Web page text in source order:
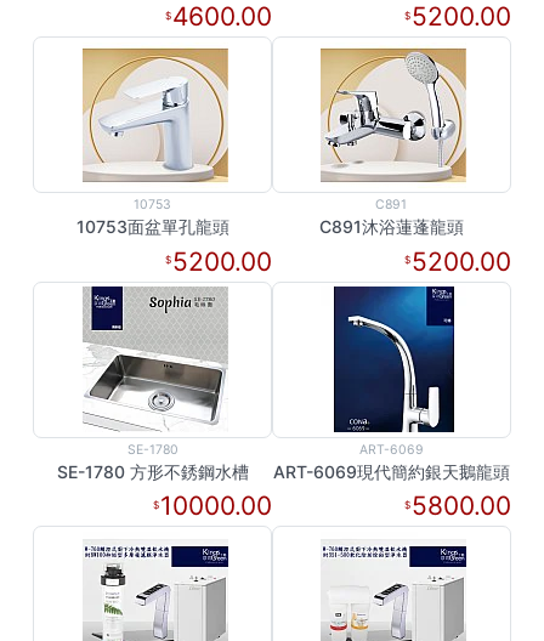
4600.00 5200.00
10753
10753面盆單孔龍頭
5200.00
C891
C891沐浴蓮蓬龍頭
5200.00
SE-1780
SE-1780 方形不銹鋼水槽
10000.00
ART-6069
ART-6069現代簡約銀天鵝龍頭
5800.00